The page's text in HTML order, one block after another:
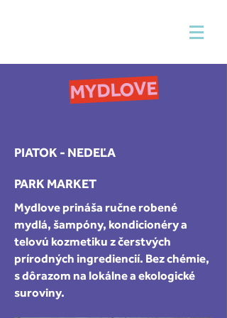
MYDLOVE
PIATOK - NEDEĽA
PARK MARKET
Mydlove prináša ručne robené
mydlá, šampóny, kondicionéry a
telovú kozmetiku z čerstvých
prírodných ingrediencií. Bez chémie,
s dôrazom na lokálne a ekologické
suroviny.